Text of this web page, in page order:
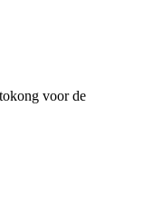
voor de